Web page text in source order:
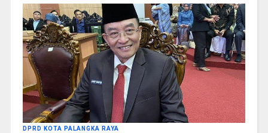
DPRD KOTA PALANGKA RAYA